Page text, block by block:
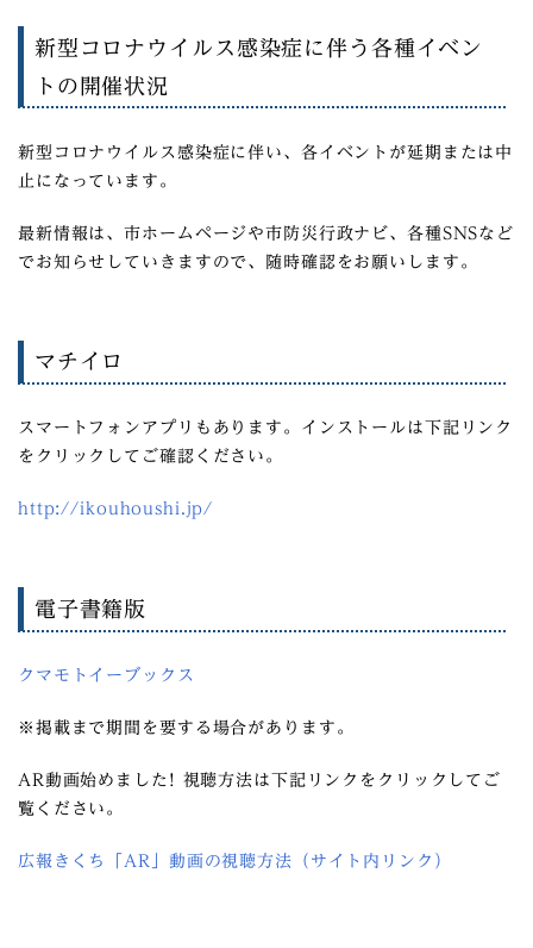
新型コロナウイルス感染症に伴う各種イベン
トの開催状況
新型コロナウイルス感染症に伴い、各イベントが延期または中
止になっています。
最新情報は、市ホームページや市防災行政ナビ、各種SNSなど
でお知らせしていきますので、随時確認をお願いします。
マチイロ
スマートフォンアプリもあります。インストールは下記リンク
をクリックしてご確認ください。
http://ikouhoushi.jp/
電子書籍版
クマモトイーブックス
※掲載まで期間を要する場合があります。
AR動画始めました! 視聴方法は下記リンクをクリックしてご
覧ください。
広報きくち「AR」動画の視聴方法（サイト内リンク）